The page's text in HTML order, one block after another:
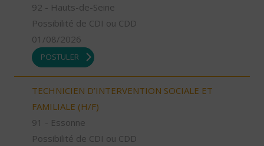
92 - Hauts-de-Seine
Possibilité de CDI ou CDD
01/08/2026
POSTULER
TECHNICIEN D’INTERVENTION SOCIALE ET
FAMILIALE (H/F)
91 - Essonne
Possibilité de CDI ou CDD